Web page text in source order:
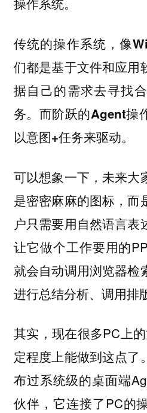
传统的操作系统，像
们都是基于文件和应用
据自己的需求去寻找
务。而阶跃的Agent操
以意图+任务来驱动。
可以想象一下，未来大
是密密麻麻的图标，而
户只需要用自然语言表
让它做个工作要用的
就会自动调用浏览器检
进行总结分析、调用排
其实，现在很多PC上
定程度上能做到这点了
布过系统级的桌面端
伙伴，它连接了PC的